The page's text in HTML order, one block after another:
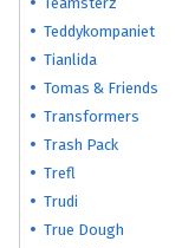
Teddykompaniet
Tianlida
Tomas & Friends
Transformers
Trash Pack
Trefl
Trudi
True Dough